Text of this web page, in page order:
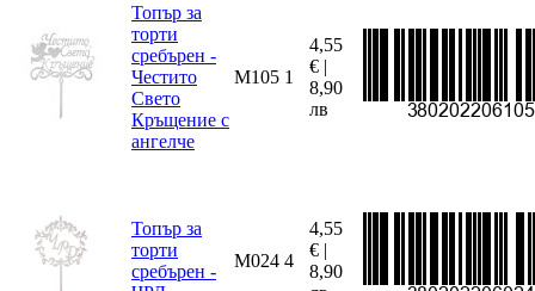
Топър за
торти
сребърен -
Честито
Свето
Кръщение с
ангелче
M105 1
4,55
€ |
8,90
лв
Топър за
торти
сребърен -
M024 4
4,55
€ |
8,90